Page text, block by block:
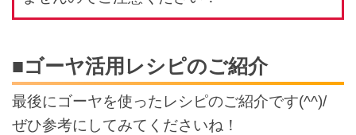
■ゴーヤ活用レシピのご紹介
最後にゴーヤを使ったレシピのご紹介です(^^)/
ぜひ参考にしてみてくださいね！